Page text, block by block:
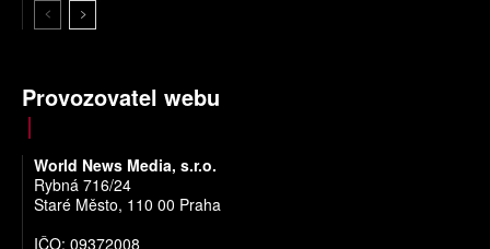
Provozovatel webu
World News Media, s.r.o.
Rybná 716/24
Staré Město, 110 00 Praha
IČO: 09372008